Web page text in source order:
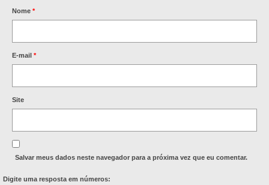
Nome *
E-mail *
Site
Salvar meus dados neste navegador para a próxima vez que eu comentar.
Digite uma resposta em números: